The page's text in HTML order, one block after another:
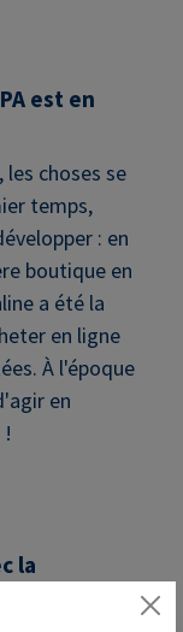
est en
choses se
temps,
: en
boutique en
a été la
en ligne
À l'époque
en
la